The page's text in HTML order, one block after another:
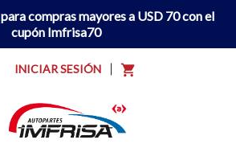
para compras mayores a USD 70 con el
cupón Imfrisa70
INICIAR SESIÓN shopping_cart